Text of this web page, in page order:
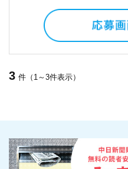
3 件（1～3件表示）